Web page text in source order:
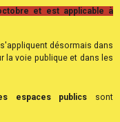
et est applicable à
désormais dans
la voie publique et dans les
espaces publics sont